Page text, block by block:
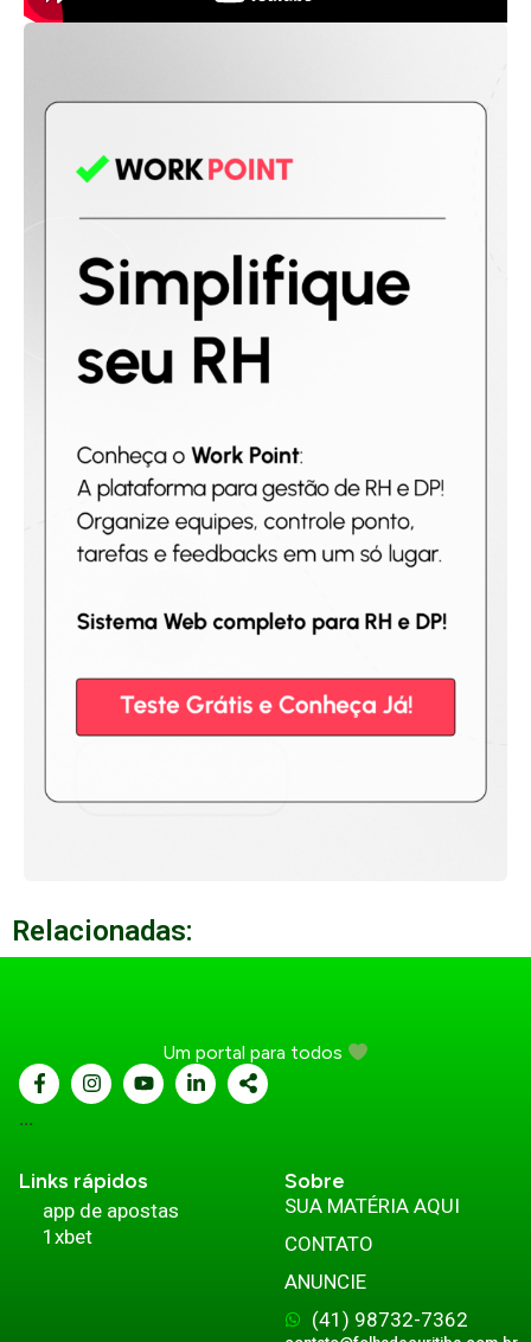
Relacionadas:
Um portal para todos
...
Links rápidos
app de apostas
1xbet
Sobre
SUA MATÉRIA AQUI
CONTATO
ANUNCIE
(41) 98732-7362